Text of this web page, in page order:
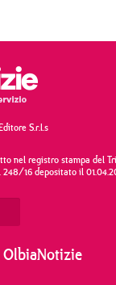
S.r.l.s
nel registro stampa del
248/16 depositato il